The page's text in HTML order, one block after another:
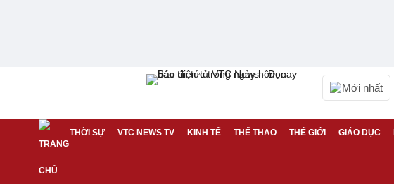
Mới nhất
THỜI SỰ VTC NEWS TV KINH TẾ THỂ THAO THẾ GIỚI GIÁO DỤC